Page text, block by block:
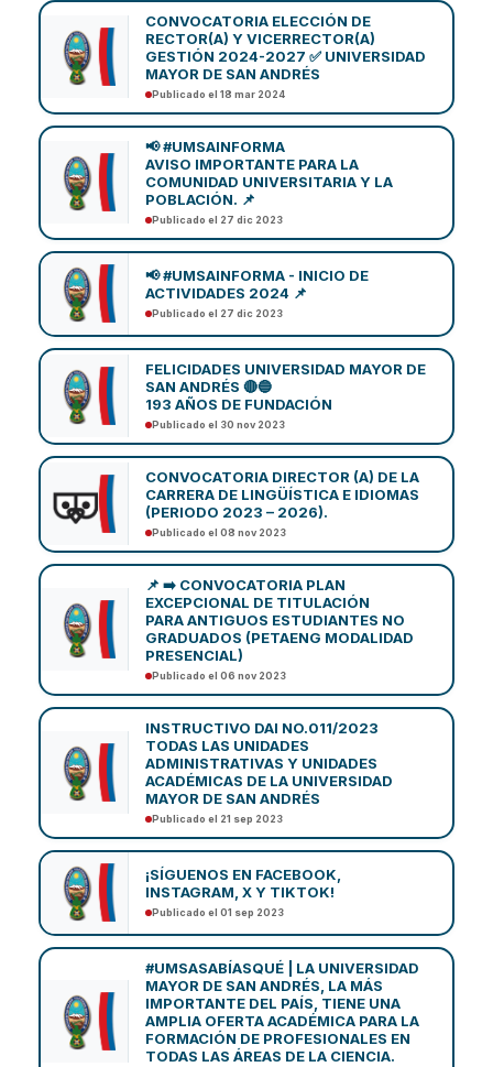
CONVOCATORIA ELECCIÓN DE
RECTOR(A) Y VICERRECTOR(A)
GESTIÓN 2024-2027 ✅ UNIVERSIDAD
MAYOR DE SAN ANDRÉS
Publicado el 18 mar 2024
📢 #UMSAINFORMA
AVISO IMPORTANTE PARA LA
COMUNIDAD UNIVERSITARIA Y LA
POBLACIÓN. 📌
Publicado el 27 dic 2023
📢 #UMSAINFORMA - INICIO DE
ACTIVIDADES 2024 📌
Publicado el 27 dic 2023
FELICIDADES UNIVERSIDAD MAYOR DE
SAN ANDRÉS 🔴🔵
193 AÑOS DE FUNDACIÓN
Publicado el 30 nov 2023
CONVOCATORIA DIRECTOR (A) DE LA
CARRERA DE LINGÜÍSTICA E IDIOMAS
(PERIODO 2023 – 2026).
Publicado el 08 nov 2023
📌 ➡️ CONVOCATORIA PLAN
EXCEPCIONAL DE TITULACIÓN
PARA ANTIGUOS ESTUDIANTES NO
GRADUADOS (PETAENG MODALIDAD
PRESENCIAL)
Publicado el 06 nov 2023
INSTRUCTIVO DAI NO.011/2023
TODAS LAS UNIDADES
ADMINISTRATIVAS Y UNIDADES
ACADÉMICAS DE LA UNIVERSIDAD
MAYOR DE SAN ANDRÉS
Publicado el 21 sep 2023
¡SÍGUENOS EN FACEBOOK,
INSTAGRAM, X Y TIKTOK!
Publicado el 01 sep 2023
#UMSASABÍASQUÉ | LA UNIVERSIDAD
MAYOR DE SAN ANDRÉS, LA MÁS
IMPORTANTE DEL PAÍS, TIENE UNA
AMPLIA OFERTA ACADÉMICA PARA LA
FORMACIÓN DE PROFESIONALES EN
TODAS LAS ÁREAS DE LA CIENCIA.